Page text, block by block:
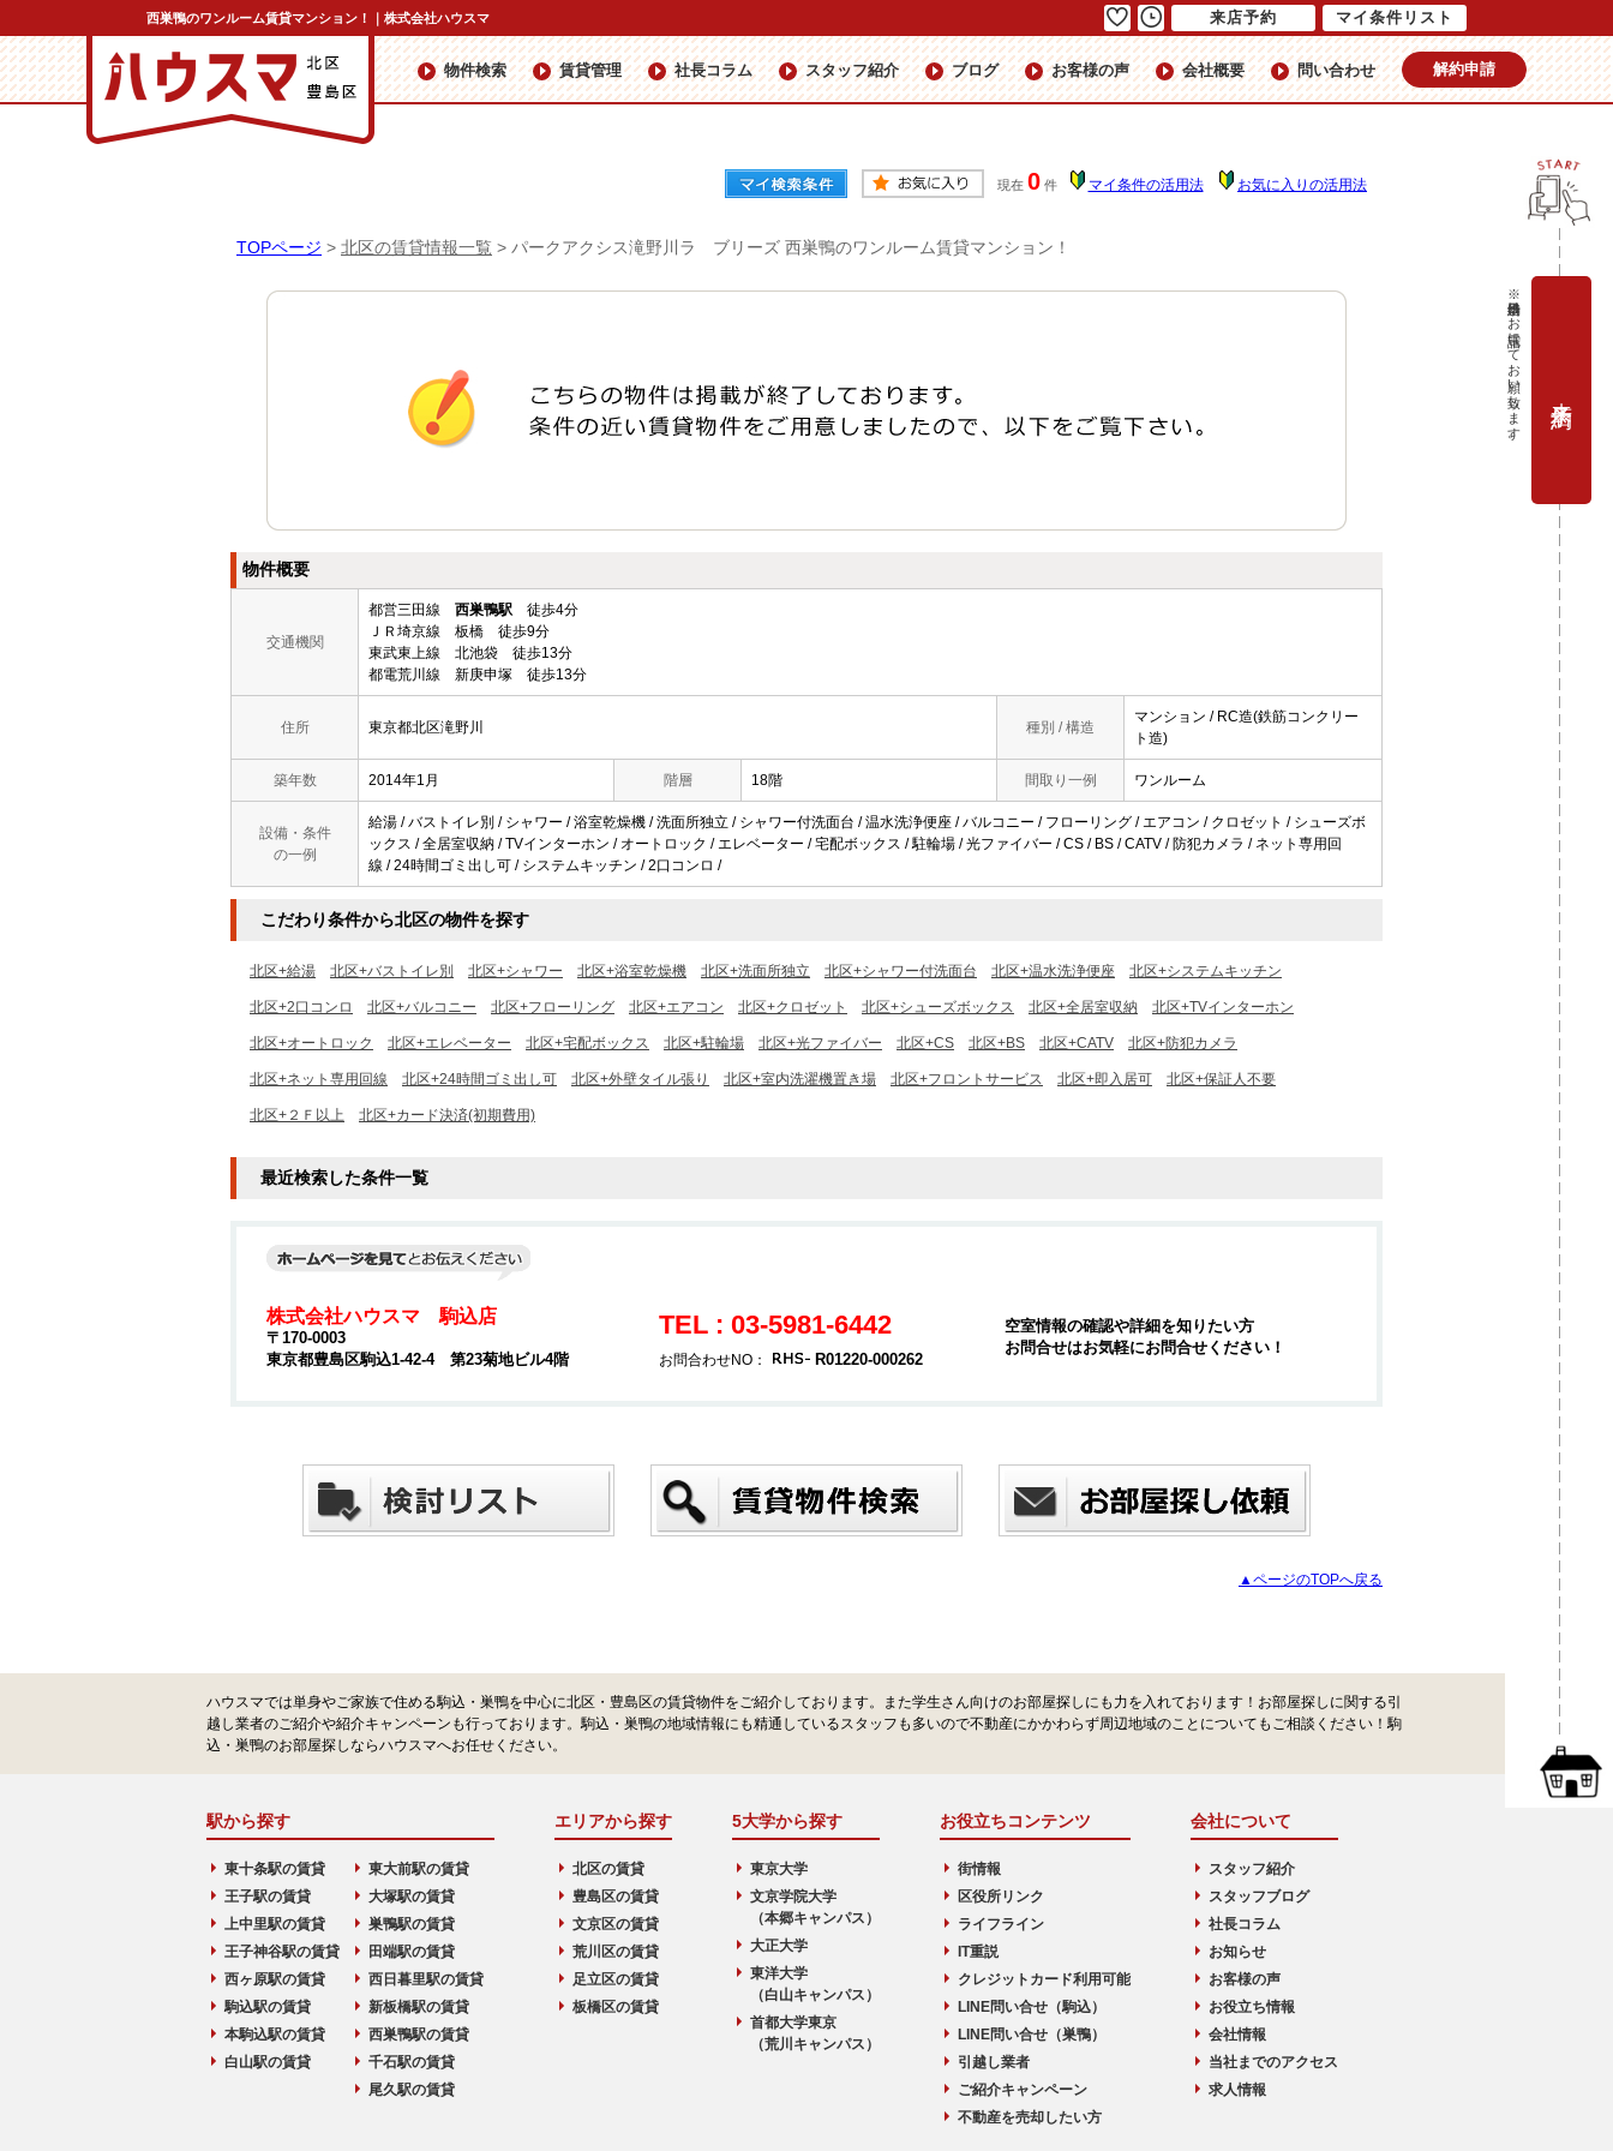
西巣鴨のワンルーム賃貸マンション！｜株式会社ハウスマ
物件検索 賃貸管理 社長コラム スタッフ紹介 ブログ お客様の声 会社概要 問い合わせ 解約申請
現在 0 件 マイ条件の活用法 お気に入りの活用法
TOPページ > 北区の賃貸情報一覧 > パークアクシス滝野川ラ ブリーズ 西巣鴨のワンルーム賃貸マンション！
物件概要
交通機関
都営三田線 西巣鴨駅 徒歩4分
ＪＲ埼京線 板橋 徒歩9分
東武東上線 北池袋 徒歩13分
都電荒川線 新庚申塚 徒歩13分
住所 東京都北区滝野川 種別 / 構造
マンション / RC造(鉄筋コンクリー
ト造)
築年数 2014年1月 階層 18階 間取り一例 ワンルーム
設備・条件
の一例
給湯 / バストイレ別 / シャワー / 浴室乾燥機 / 洗面所独立 / シャワー付洗面台 / 温水洗浄便座 / バルコニー / フローリング / エアコン / クロゼット / シューズボ
ックス / 全居室収納 / TVインターホン / オートロック / エレベーター / 宅配ボックス / 駐輪場 / 光ファイバー / CS / BS / CATV / 防犯カメラ / ネット専用回
線 / 24時間ゴミ出し可 / システムキッチン / 2口コンロ /
こだわり条件から北区の物件を探す
北区+給湯 北区+バストイレ別 北区+シャワー 北区+浴室乾燥機 北区+洗面所独立 北区+シャワー付洗面台 北区+温水洗浄便座 北区+システムキッチン
北区+2口コンロ 北区+バルコニー 北区+フローリング 北区+エアコン 北区+クロゼット 北区+シューズボックス 北区+全居室収納 北区+TVインターホン
北区+オートロック 北区+エレベーター 北区+宅配ボックス 北区+駐輪場 北区+光ファイバー 北区+CS 北区+BS 北区+CATV 北区+防犯カメラ
北区+ネット専用回線 北区+24時間ゴミ出し可 北区+外壁タイル張り 北区+室内洗濯機置き場 北区+フロントサービス 北区+即入居可 北区+保証人不要
北区+２Ｆ以上 北区+カード決済(初期費用)
最近検索した条件一覧
株式会社ハウスマ 駒込店
〒170-0003
東京都豊島区駒込1-42-4 第23菊地ビル4階
TEL : 03-5981-6442
お問合わせNO： R01220-000262
空室情報の確認や詳細を知りたい方
お問合せはお気軽にお問合せください！
▲ページのTOPへ戻る
ハウスマでは単身やご家族で住める駒込・巣鴨を中心に北区・豊島区の賃貸物件をご紹介しております。また学生さん向けのお部屋探しにも力を入れております！お部屋探しに関する引
越し業者のご紹介や紹介キャンペーンも行っております。駒込・巣鴨の地域情報にも精通しているスタッフも多いので不動産にかかわらず周辺地域のことについてもご相談ください！駒
込・巣鴨のお部屋探しならハウスマへお任せください。
駅から探す
東十条駅の賃貸
王子駅の賃貸
上中里駅の賃貸
王子神谷駅の賃貸
西ヶ原駅の賃貸
駒込駅の賃貸
本駒込駅の賃貸
白山駅の賃貸
東大前駅の賃貸
大塚駅の賃貸
巣鴨駅の賃貸
田端駅の賃貸
西日暮里駅の賃貸
新板橋駅の賃貸
西巣鴨駅の賃貸
千石駅の賃貸
尾久駅の賃貸
エリアから探す
北区の賃貸
豊島区の賃貸
文京区の賃貸
荒川区の賃貸
足立区の賃貸
板橋区の賃貸
5大学から探す
東京大学
文京学院大学
（本郷キャンパス）
大正大学
東洋大学
（白山キャンパス）
首都大学東京
（荒川キャンパス）
お役立ちコンテンツ
街情報
区役所リンク
ライフライン
IT重説
クレジットカード利用可能
LINE問い合せ（駒込）
LINE問い合せ（巣鴨）
引越し業者
ご紹介キャンペーン
不動産を売却したい方
会社について
スタッフ紹介
スタッフブログ
社長コラム
お知らせ
お客様の声
お役立ち情報
会社情報
当社までのアクセス
求人情報
来店予約 マイ条件リスト
※当日予約はお電話にてお願い致します。